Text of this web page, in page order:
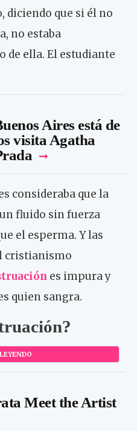
diciendo que si él no
no estaba
de ella. El estudiante
Aires está de
visita Agatha
consideraba que la
fluido sin fuerza
el esperma. Y las
cristianismo
es impura y
quien sangra.
Meet the Artist